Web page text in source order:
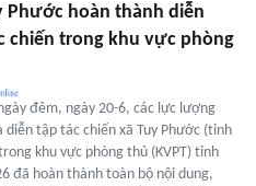
Phước hoàn thành diễn
chiến trong khu vực phòng
đêm, ngày 20-6, các lực lượng
diễn tập tác chiến xã Tuy Phước (tỉnh
khu vực phòng thủ (KVPT) tỉnh
đã hoàn thành toàn bộ nội dung,